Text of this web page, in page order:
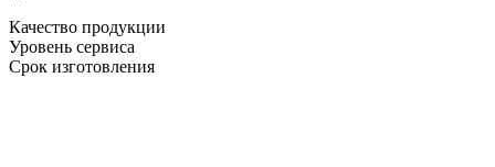
Качество продукции
Уровень сервиса
Срок изготовления